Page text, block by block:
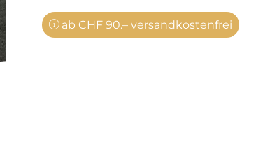
ab CHF 90.– versandkostenfrei